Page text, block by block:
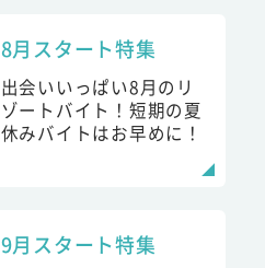
8月スタート特集
出会いいっぱい8月のリ
ゾートバイト！短期の夏
休みバイトはお早めに！
9月スタート特集